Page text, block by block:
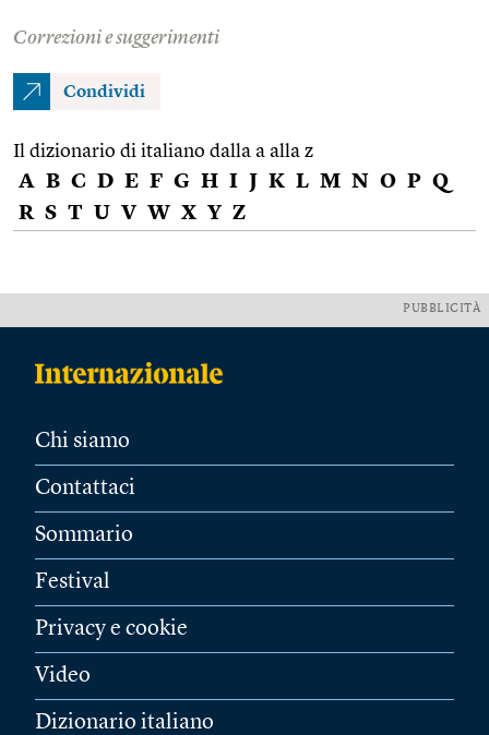
Correzioni e suggerimenti
Condividi
Il dizionario di italiano dalla a alla z
A B C D E F G H I J K L M N O P Q
R S T U V W X Y Z
PUBBLICITÀ
Chi siamo
Contattaci
Sommario
Festival
Privacy e cookie
Video
Dizionario italiano